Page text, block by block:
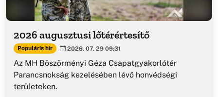
2026 augusztusi lőtérértesítő
Populáris hír 2026. 07. 29 09:31
Az MH Böszörményi Géza Csapatgyakorlótér
Parancsnokság kezelésében lévő honvédségi
területeken.